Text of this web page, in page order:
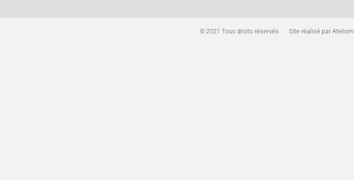
© 2021 Tous droits réservés Site réalisé par Ateliom